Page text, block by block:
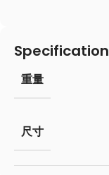
Specification
重量
尺寸